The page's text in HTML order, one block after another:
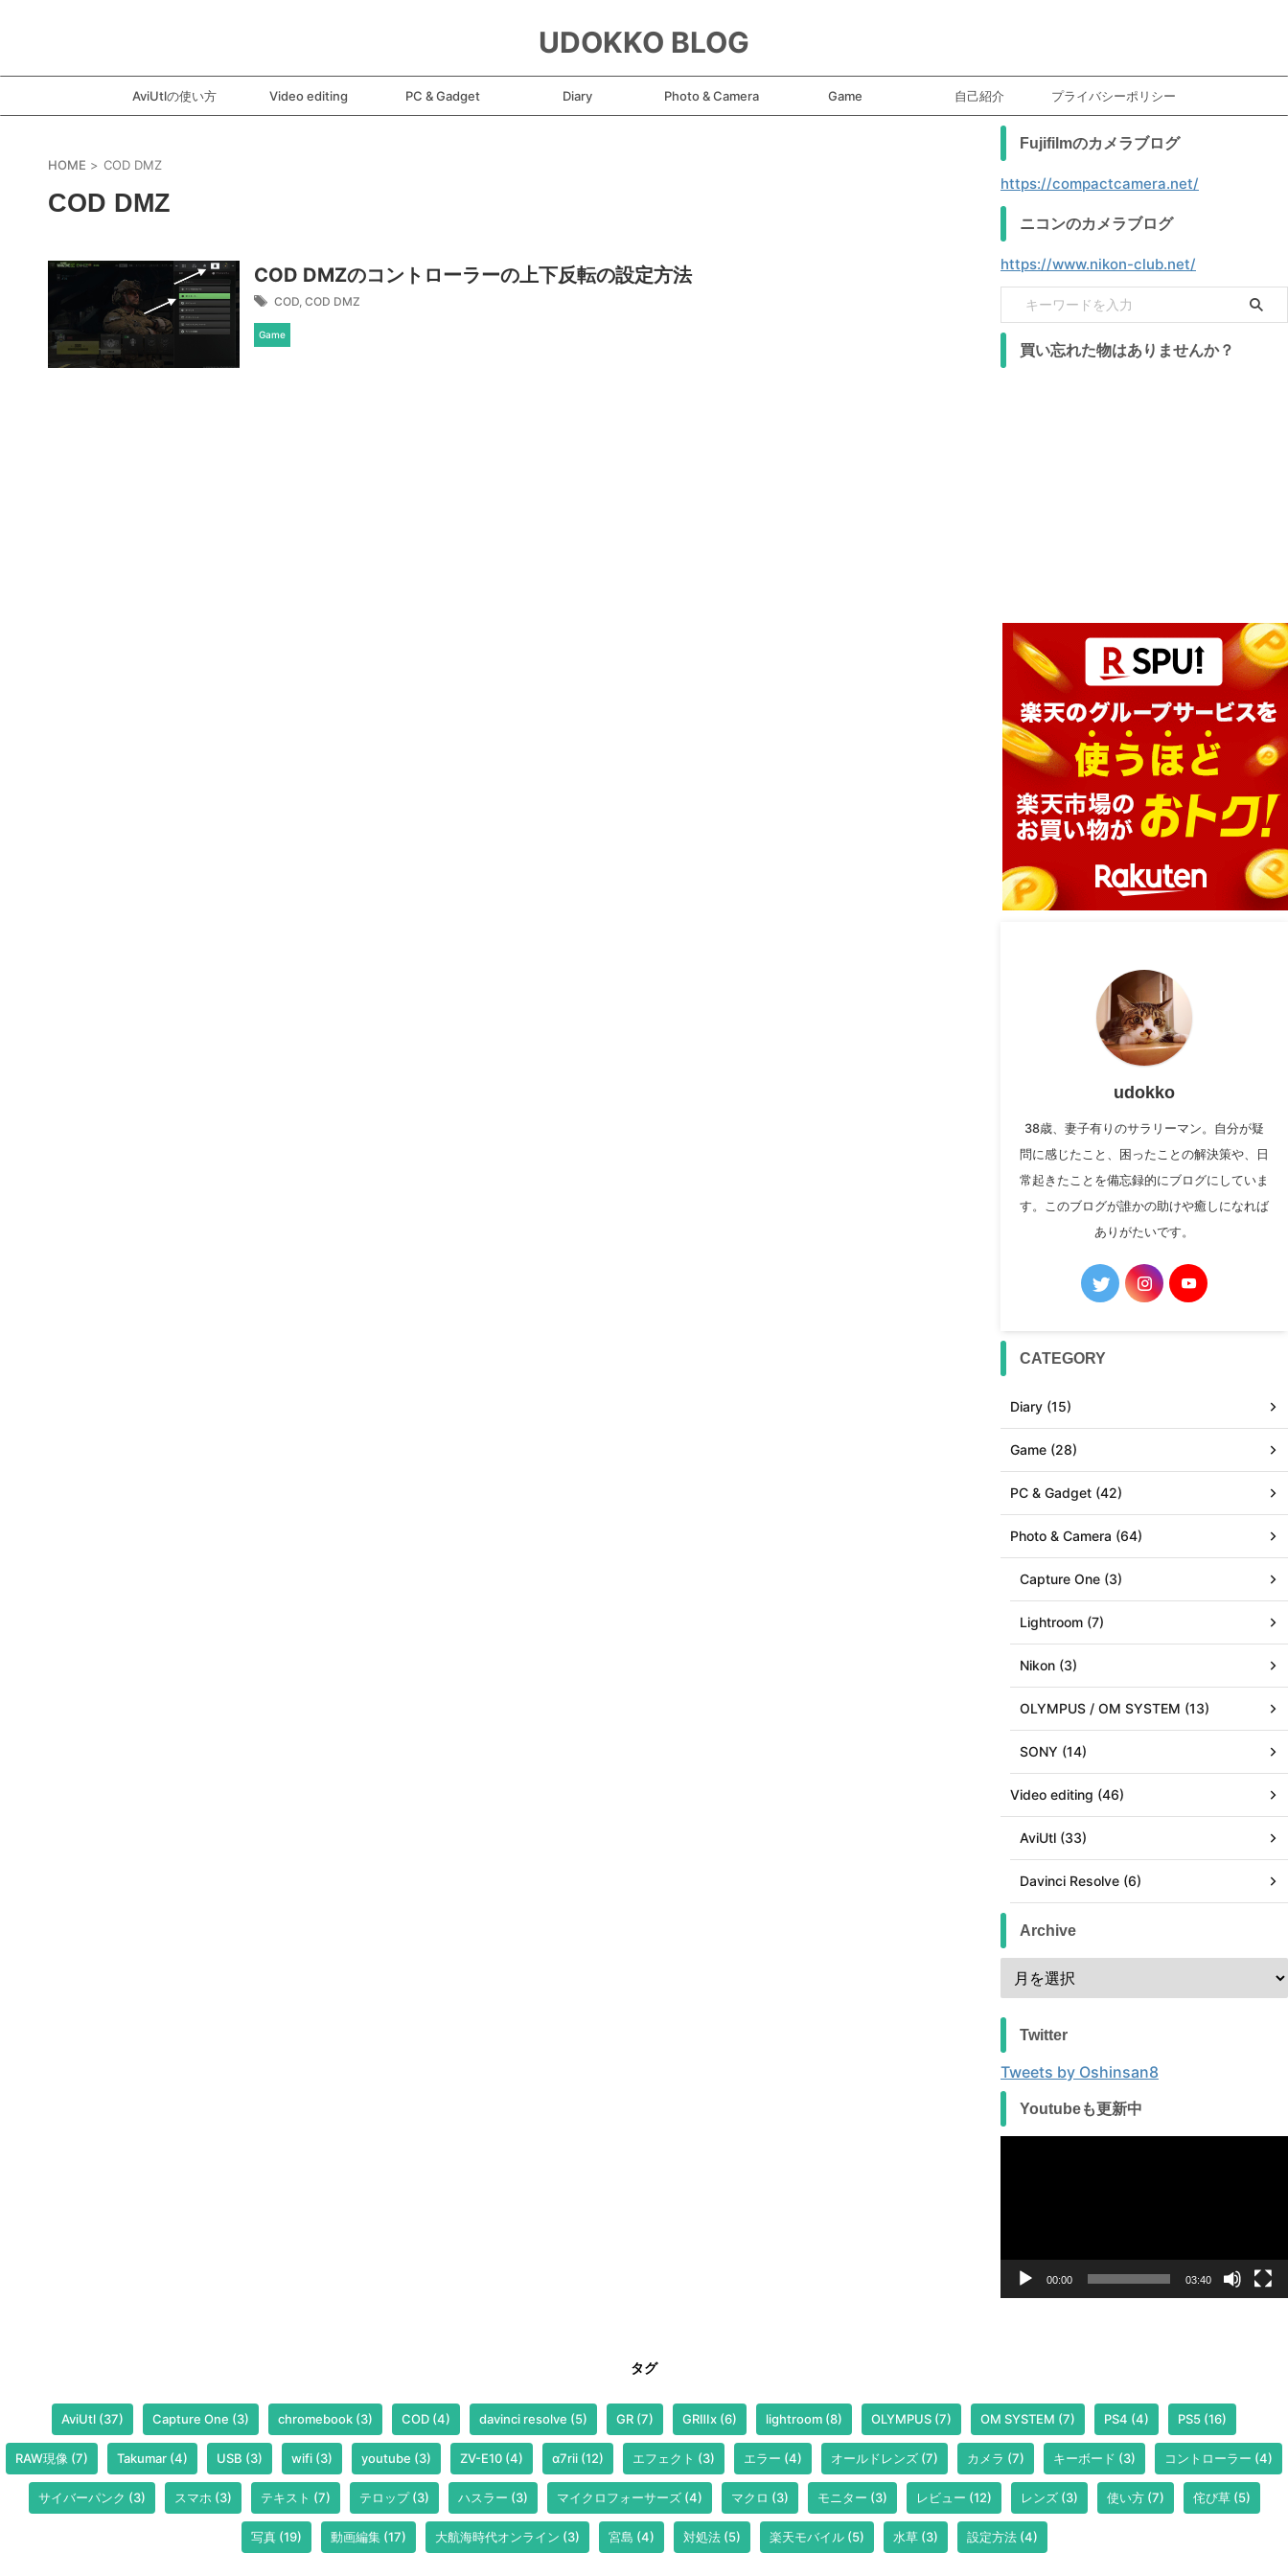
UDOKKO BLOG
AviUtlの使い方 Video editing PC & Gadget Diary Photo & Camera Game 自己紹介 プライバシーポリシー
HOME > COD DMZ
COD DMZ
COD DMZのコントローラーの上下反転の設定方法
COD, COD DMZ
Game
Fujifilmのカメラブログ
https://compactcamera.net/
ニコンのカメラブログ
https://www.nikon-club.net/
買い忘れた物はありませんか？
udokko
38歳、妻子有りのサラリーマン。自分が疑
問に感じたこと、困ったことの解決策や、日
常起きたことを備忘録的にブログにしていま
す。このブログが誰かの助けや癒しになれば
ありがたいです。
CATEGORY
Diary (15)
Game (28)
PC & Gadget (42)
Photo & Camera (64)
Capture One (3)
Lightroom (7)
Nikon (3)
OLYMPUS / OM SYSTEM (13)
SONY (14)
Video editing (46)
AviUtl (33)
Davinci Resolve (6)
Archive
Twitter
Tweets by Oshinsan8
Youtubeも更新中
00:00 03:40
タグ
AviUtl (37) Capture One (3) chromebook (3) COD (4) davinci resolve (5) GR (7) GRⅢx (6) lightroom (8) OLYMPUS (7) OM SYSTEM (7) PS4 (4) PS5 (16)
RAW現像 (7) Takumar (4) USB (3) wifi (3) youtube (3) ZV-E10 (4) α7rii (12) エフェクト (3) エラー (4) オールドレンズ (7) カメラ (7) キーボード (3) コントローラー (4)
サイバーパンク (3) スマホ (3) テキスト (7) テロップ(3) ハスラー (3) マイクロフォーサーズ(4) マクロ (3) モニター (3) レビュー (12) レンズ(3) 使い方(7) 侘び草(5)
写真(19) 動画編集(17) 大航海時代オンライン (3) 宮島 (4) 対処法(5) 楽天モバイル(5) 水草(3) 設定方法(4)